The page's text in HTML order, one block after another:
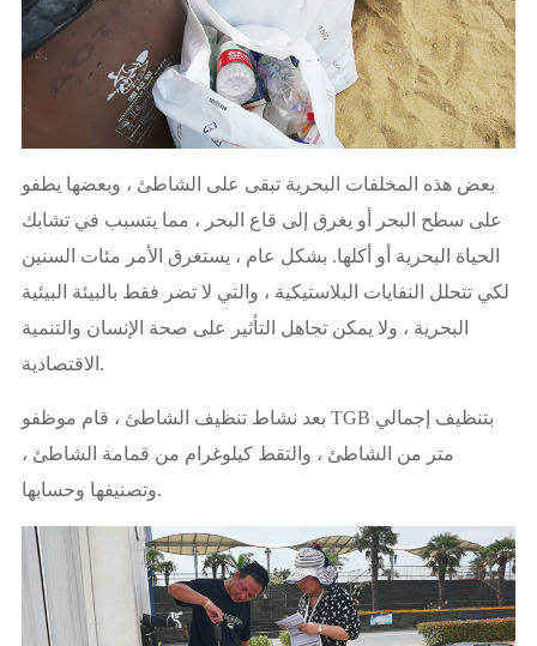
بعض هذه المخلفات البحرية تبقى على الشاطئ ، وبعضها يطفو
على سطح البحر أو يغرق إلى قاع البحر ، مما يتسبب في تشابك
الحياة البحرية أو أكلها. بشكل عام ، يستغرق الأمر مئات السنين
لكي تتحلل النفايات البلاستيكية ، والتي لا تضر فقط بالبيئة البيئية
البحرية ، ولا يمكن تجاهل التأثير على صحة الإنسان والتنمية
الاقتصادية.
بعد نشاط تنظيف الشاطئ ، قام موظفو TGB بتنظيف إجمالي
متر من الشاطئ ، والتقط كيلوغرام من قمامة الشاطئ ،
وتصنيفها وحسابها.